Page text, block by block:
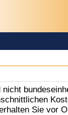
Sie vor